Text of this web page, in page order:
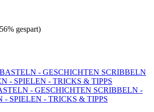
gespart)
- GESCHICHTEN SCRIBBELN -
SPIELEN - TRICKS & TIPPS